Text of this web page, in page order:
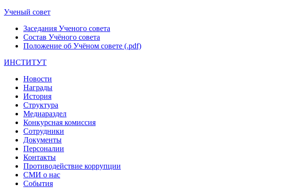
Ученый совет
Заседания Ученого совета
Состав Учёного совета
Положение об Учёном совете (.pdf)
ИНСТИТУТ
Новости
Награды
История
Структура
Медиараздел
Конкурсная комиссия
Сотрудники
Документы
Персоналии
Контакты
Противодействие коррупции
СМИ о нас
События